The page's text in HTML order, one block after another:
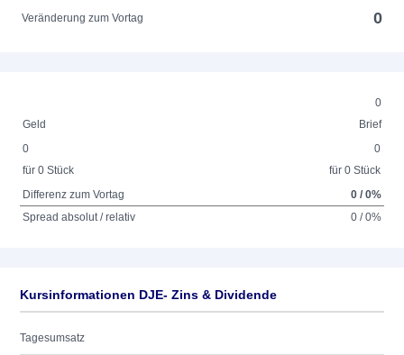
Veränderung zum Vortag 0
0
Geld
Brief
0
für 0 Stück
0
für 0 Stück
Differenz zum Vortag
0 / 0%
Spread absolut / relativ
0 / 0%
Kursinformationen DJE- Zins & Dividende
Tagesumsatz